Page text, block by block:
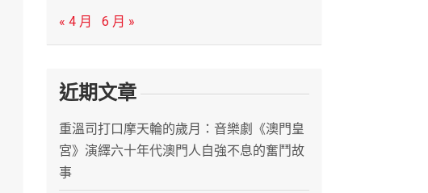
« 4 月
6 月 »
近期文章
重溫司打口摩天輪的歲月：音樂劇《澳門皇
宮》演繹六十年代澳門人自強不息的奮鬥故
事